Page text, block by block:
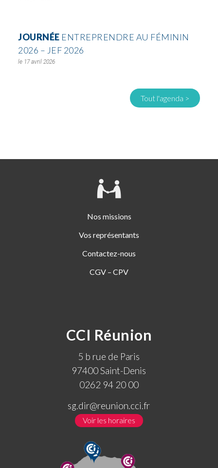
JOURNÉE ENTREPRENDRE AU FÉMININ
2026 – JEF 2026
17 avril 2026
Tout l'agenda >
Nos missions
Vos représentants
Contactez-nous
CGV – CPV
CCI Réunion
5 b rue de Paris
97400 Saint-Denis
0262 94 20 00
sg.dir@reunion.cci.fr
Voir les horaires